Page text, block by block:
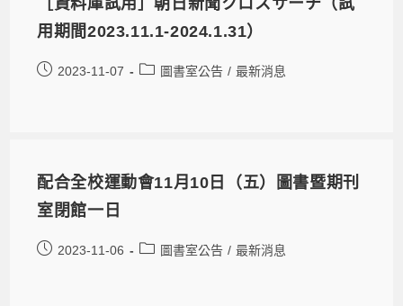
用期間2023.11.1-2024.1.31）
2023-11-07 圖書室公告 / 最新消息
配合全校運動會11月10日（五）圖書暨期刊
室閉館一日
2023-11-06 圖書室公告 / 最新消息